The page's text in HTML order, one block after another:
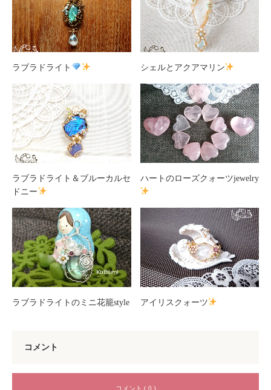
ラブラドライト シェルとアクアマリン
ラブラドライト＆ブルーカルセ
ドニー
ハートのローズクォーツjewelry
ラブラドライトのミニ花籠style アイリスクォーツ
コメント
コメント ( 0 )